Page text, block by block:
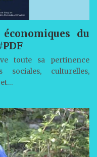
du
toute sa pertinence
sociales, culturelles,